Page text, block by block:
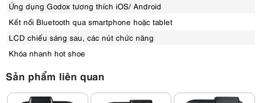
Ứng dụng Godox tương thích iOS/ Android
Kết nối Bluetooth qua smartphone hoặc tablet
LCD chiếu sáng sau, các nút chức năng
Khóa nhanh hot shoe
Sản phẩm liên quan